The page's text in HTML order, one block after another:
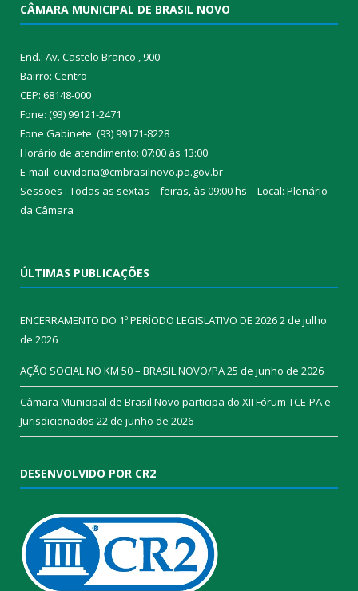
CÂMARA MUNICIPAL DE BRASIL NOVO
End.: Av. Castelo Branco , 900
Bairro: Centro
CEP: 68148-000
Fone: (93) 99121-2471
Fone Gabinete: (93) 99171-8228
Horário de atendimento: 07:00 às 13:00
E-mail: ouvidoria@cmbrasilnovo.pa.gov.br
Sessões : Todas as sextas – feiras, às 09:00 hs – Local: Plenário
da Câmara​
ÚLTIMAS PUBLICAÇÕES
ENCERRAMENTO DO 1º PERÍODO LEGISLATIVO DE 20262 de julho
de 2026
AÇÃO SOCIAL NO KM 50 – BRASIL NOVO/PA25 de junho de 2026
Câmara Municipal de Brasil Novo participa do XII Fórum TCE-PA e
Jurisdicionados 22 de junho de 2026
DESENVOLVIDO POR CR2